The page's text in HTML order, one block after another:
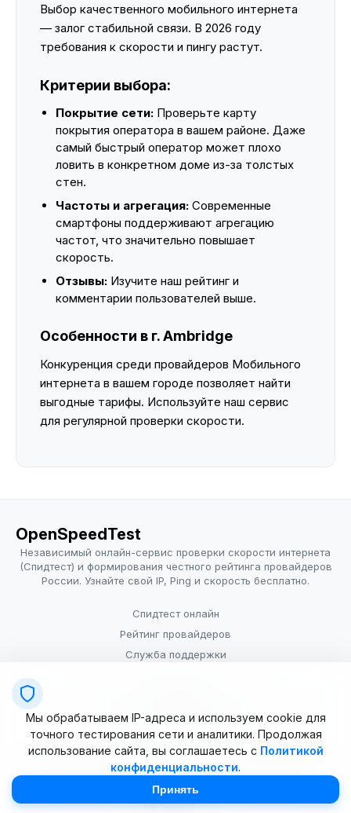
Выбор качественного мобильного интернета
— залог стабильной связи. В 2026 году
требования к скорости и пингу растут.
Критерии выбора:
Покрытие сети: Проверьте карту
покрытия оператора в вашем районе. Даже
самый быстрый оператор может плохо
ловить в конкретном доме из-за толстых
стен.
Частоты и агрегация: Современные
смартфоны поддерживают агрегацию
частот, что значительно повышает
скорость.
Отзывы: Изучите наш рейтинг и
комментарии пользователей выше.
Особенности в г. Ambridge
Конкуренция среди провайдеров Мобильного
интернета в вашем городе позволяет найти
выгодные тарифы. Используйте наш сервис
для регулярной проверки скорости.
OpenSpeedTest
Независимый онлайн-сервис проверки скорости интернета
(Спидтест) и формирования честного рейтинга провайдеров
России. Узнайте свой IP, Ping и скорость бесплатно.
Спидтест онлайн
Рейтинг провайдеров
Служба поддержки
Условия использования
© 2025–2026 OpenSpeedTest (ИП Долматова В.В.). Все права
Мы обрабатываем IP-адреса и используем cookie для
точного тестирования сети и аналитики. Продолжая
использование сайта, вы соглашаетесь с Политикой
конфиденциальности.
Принять